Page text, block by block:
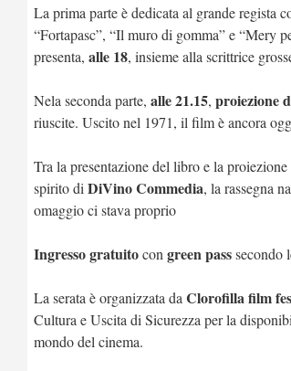
La prima parte è dedicata al grande regista
“Fortapasc”, “Il muro di gomma” e “Mery
presenta, alle 18, insieme alla scrittrice
Nela seconda parte, alle 21.15, proiezione
riuscite. Uscito nel 1971, il film è ancora
Tra la presentazione del libro e la
spirito di DiVino Commedia, la rassegna
omaggio ci stava proprio
Ingresso gratuitocon green passsecondo
La serata è organizzata da Clorofilla film
Cultura e Uscita di Sicurezza per la
mondo del cinema.